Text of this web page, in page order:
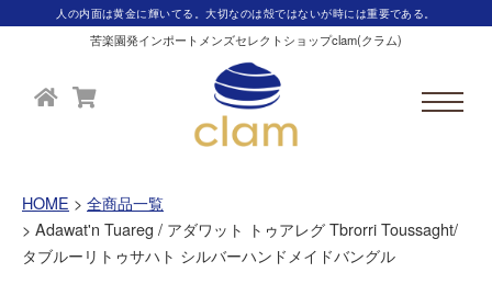
人の内面は黄金に輝いてる。大切なのは殻ではないが時には重要である。
苦楽園発インポートメンズセレクトショップclam(クラム)
HOME
全商品一覧
Adawat'n Tuareg / アダワット トゥアレグ Tbrorri Toussaght/
タブルーリトゥサハト シルバーハンドメイドバングル